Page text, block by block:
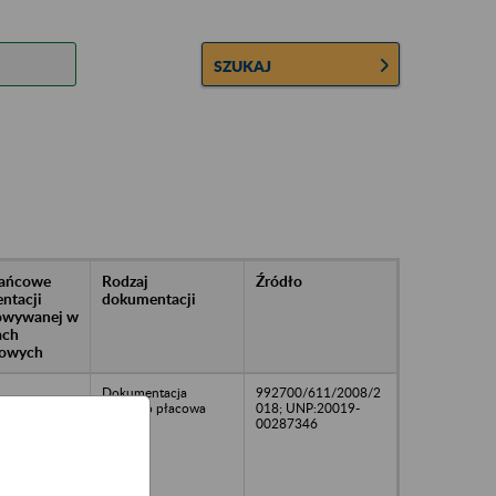
SZUKAJ
w
Rodzaj
dokumentacji
Źródło
Dokumentacja
kadrowo płacowa
992700/611/2008/2
018; UNP:20019-
00287346